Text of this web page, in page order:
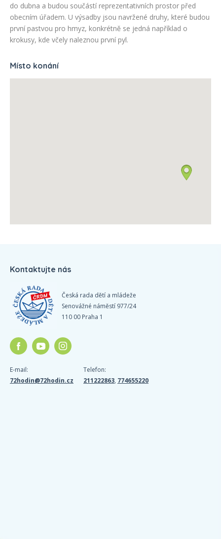
do dubna a budou součástí reprezentativních prostor před
obecním úřadem. U výsadby jsou navržené druhy, které budou
první pastvou pro hmyz, konkrétně se jedná například o
krokusy, kde včely naleznou první pyl.
Místo konání
Kontaktujte nás
Česká rada dětí a mládeže
Senovážné náměstí 977/24
110 00 Praha 1
E-mail:
72hodin@72hodin.cz
Telefon:
211222863, 774655220